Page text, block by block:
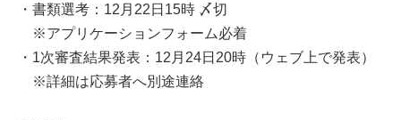
・書類選考：12月22日15時 〆切
※アプリケーションフォーム必着
・1次審査結果発表：12月24日20時（ウェブ上で発表）
※詳細は応募者へ別途連絡